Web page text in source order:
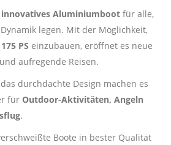
innovatives Aluminiumboot für alle,
legen. Mit der Möglichkeit,
PS einzubauen, eröffnet es neue
aufregende Reisen.
durchdachte Design machen es
für Outdoor-Aktivitäten, Angeln
.
Boote in bester Qualität